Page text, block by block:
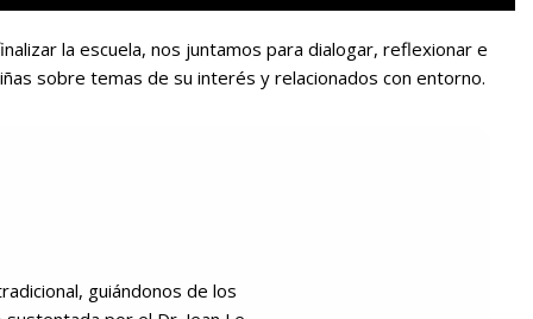
la escuela, nos juntamos para dialogar, reflexionar e
sobre temas de su interés y relacionados con entorno.
guiándonos de los